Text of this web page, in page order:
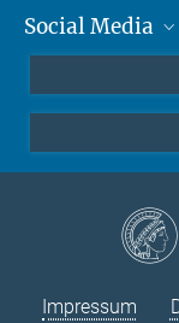
Student*innen/
Social Media
Bluesky
YouTube
Impressum